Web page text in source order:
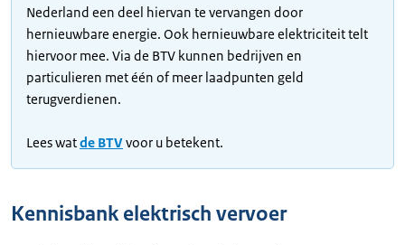
Nederland een deel hiervan te vervangen door
hernieuwbare energie. Ook hernieuwbare elektriciteit telt
hiervoor mee. Via de BTV kunnen bedrijven en
particulieren met één of meer laadpunten geld
terugverdienen.
Lees watde BTVvoor u betekent.
Kennisbank elektrisch vervoer